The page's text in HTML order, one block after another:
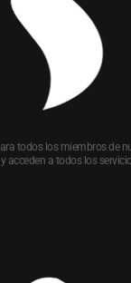
todos los miembros de
acceden a todos los